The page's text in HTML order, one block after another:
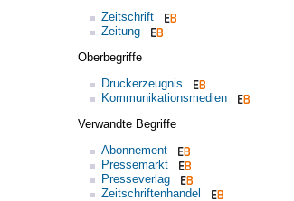
Zeitschrift
Zeitung
Oberbegriffe
Druckerzeugnis
Kommunikationsmedien
Verwandte Begriffe
Abonnement
Pressemarkt
Presseverlag
Zeitschriftenhandel